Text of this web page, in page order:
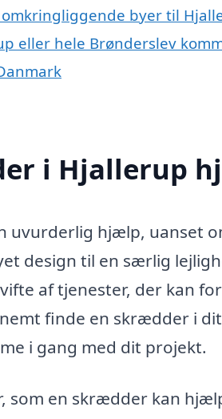
byer til
eller hele Brønderslev
i Hjallerup
uvurderlig hjælp, uanset
design til en særlig
af tjenester, der kan
finde en skrædder i
i gang med dit projekt.
som en skrædder kan